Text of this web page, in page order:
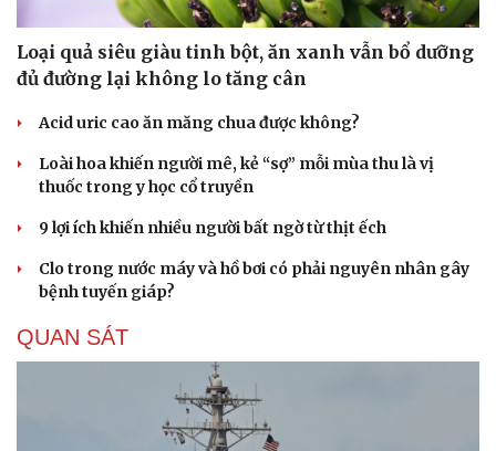
Loại quả siêu giàu tinh bột, ăn xanh vẫn bổ dưỡng
đủ đường lại không lo tăng cân
Acid uric cao ăn măng chua được không?
Loài hoa khiến người mê, kẻ “sợ” mỗi mùa thu là vị
thuốc trong y học cổ truyền
9 lợi ích khiến nhiều người bất ngờ từ thịt ếch
Clo trong nước máy và hồ bơi có phải nguyên nhân gây
bệnh tuyến giáp?
QUAN SÁT